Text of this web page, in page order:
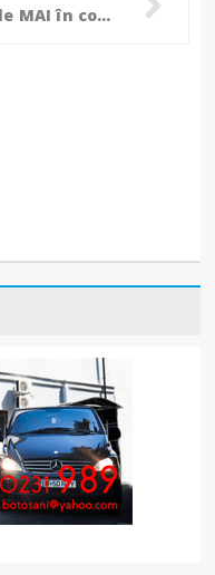
Măsuri dispuse de efectivele MAI în contextul alegerilor din comuna Mihai Eminescu!